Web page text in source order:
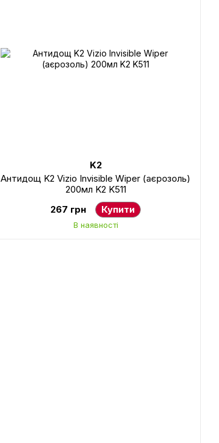
K2
Антидощ K2 Vizio Invisible Wiper (аєрозоль)
200мл K2 K511
267 грн
Купити
В наявності